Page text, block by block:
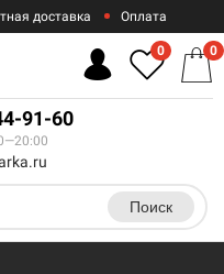
доставка Оплата
91-60
Поиск
0 0